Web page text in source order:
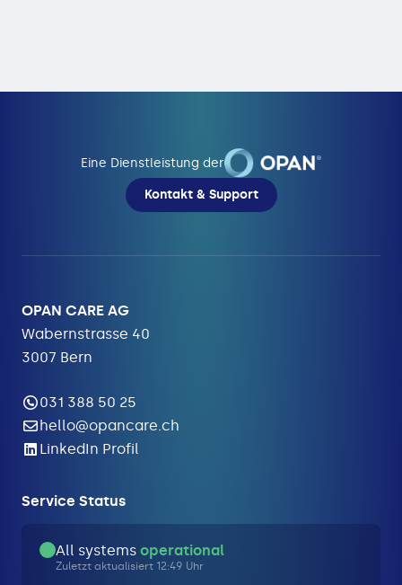
Eine Dienstleistung der
Kontakt & Support
OPAN CARE AG
Wabernstrasse 40
3007 Bern
031 388 50 25
hello@opancare.ch
LinkedIn Profil
Service Status
All systems operational
Zuletzt aktualisiert 12:49 Uhr